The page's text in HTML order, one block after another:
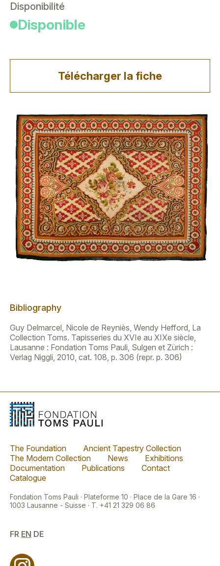
Disponibilité
Disponible
Télécharger la fiche
Bibliography
Guy Delmarcel, Nicole de Reyniès, Wendy Hefford, La
Collection Toms. Tapisseries du XVIe au XIXe siècle,
Lausanne : Fondation Toms Pauli, Sulgen et Zürich :
Verlag Niggli, 2010, cat. 108, p. 306 (repr. p. 306)
The Foundation
Ancient Tapestry Collection
The Modern Collection
News
Exhibitions
Documentation
Publications
Contact
Catalogue
Fondation Toms Pauli · Plateforme 10 · Place de la Gare 16 ·
1003 Lausanne - Suisse · T. +41 21 329 06 86
FR EN DE